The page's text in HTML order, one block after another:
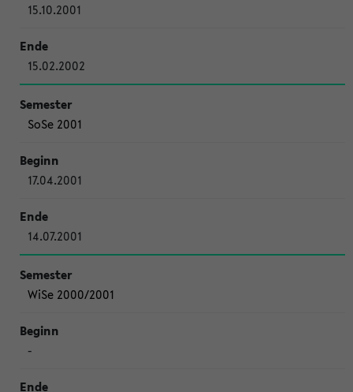
15.10.2001
15.02.2002
SoSe 2001
17.04.2001
14.07.2001
WiSe 2000/2001
-